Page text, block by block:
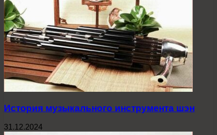
История музыкального инструмента шэн
31.12.2024